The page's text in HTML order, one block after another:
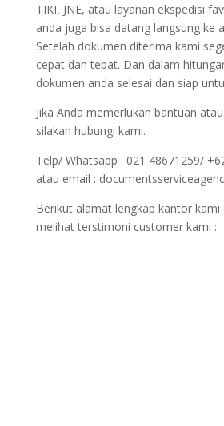
TIKI, JNE, atau layanan ekspedisi
anda juga bisa datang langsung ke
Setelah dokumen diterima kami
cepat dan tepat. Dan dalam
dokumen anda selesai dan siap
Jika Anda memerlukan bantuan
silakan hubungi kami.
Telp/ Whatsapp : 021 48671259/
atau email :
Berikut alamat lengkap kantor kami
melihat terstimoni customer kami :